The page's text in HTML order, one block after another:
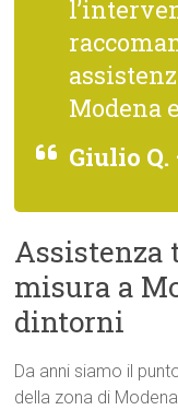
Modena
Giulio
Assistenza
misura a
dintorni
Da anni siamo il
della zona di